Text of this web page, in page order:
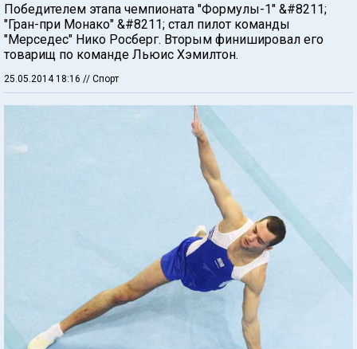
Победителем этапа чемпионата "Формулы-1" &#8211;
"Гран-при Монако" &#8211; стал пилот команды
"Мерседес" Нико Росберг. Вторым финишировал его
товарищ по команде Льюис Хэмилтон.
25.05.2014 18:16 // Спорт